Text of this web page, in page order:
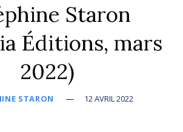
Staron
Éditions, mars
2022)
STARON 12 AVRIL 2022